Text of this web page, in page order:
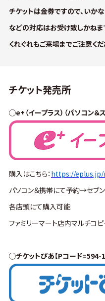
チケットは金券ですので、いか
などの対応はお受け致しかねま
くれぐれもご来場までご注意くだ
チケット発売所
◯e+（イープラス）（パソコン＆
購入はこちら： https://
パソコン＆携帯にて予約→セブ
各店頭にて購入可能
ファミリーマート店内マルチコ
◯チケットぴあ【Pコード=594-